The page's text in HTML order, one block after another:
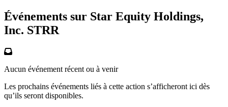
Événements sur Star Equity Holdings,
Inc. STRR
Aucun événement récent ou à venir
Les prochains événements liés à cette action s’afficheront ici dès
qu’ils seront disponibles.